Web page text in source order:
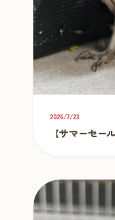
2026/7/23
【サマーセ